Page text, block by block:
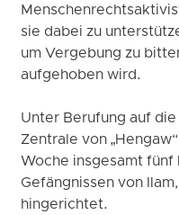
sie dabei zu
um Vergebung zu
aufgehoben wird.
Unter Berufung auf
Zentrale von
Woche insgesamt
Gefängnissen von
hingerichtet.